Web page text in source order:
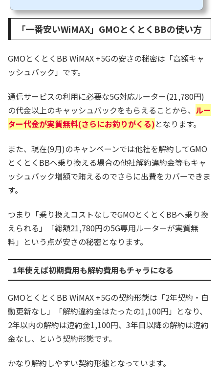
ました。＼1年使えば一番安いWiMAX +...
「一番安いWiMAX」GMOとくとくBBの使い方
GMOとくとくBB WiMAX +5Gの安さの秘密は「高額キャ
ッシュバック」です。
通信サービスの利用に必要な5G対応ルーター(21,780円)
の代金以上のキャッシュバックをもらえることから、 ルー
ター代金が実質無料(さらにお釣りがくる)となります。
また、現在(9月)のキャンペーンでは他社を解約してGMO
とくとくBBへ乗り換える場合の他社解約違約金等もキャ
ッシュバック増額で賄えるのでさらに出費をカバーできま
す。
つまり「乗り換えコストなしでGMOとくとくBBへ乗り換
えられる」「総額21,780円の5G専用ルーターが実質無
料」という点が安さの秘密となります。
1年使えば初期費用も解約費用もチャラになる
GMOとくとくBB WiMAX +5Gの契約形態は「2年契約・自
動更新なし」「解約違約金はたったの1,100円」となり、
2年以内の解約は違約金1,100円、3年目以降の解約は違約
金なし、という契約形態です。
かなり解約しやすい契約形態となっています。